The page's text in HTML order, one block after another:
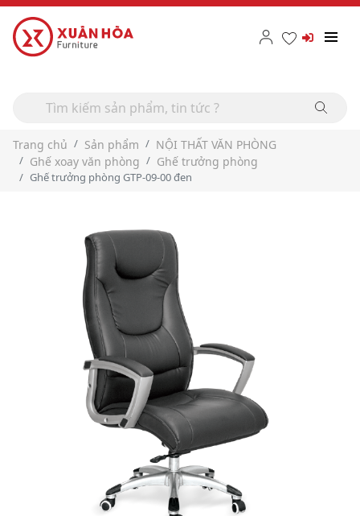
Trang chủ Sản phẩm
NỘI THẤT VĂN PHÒNG
Ghế xoay văn phòng
Ghế trưởng phòng
Ghế trưởng phòng GTP-09-00 đen